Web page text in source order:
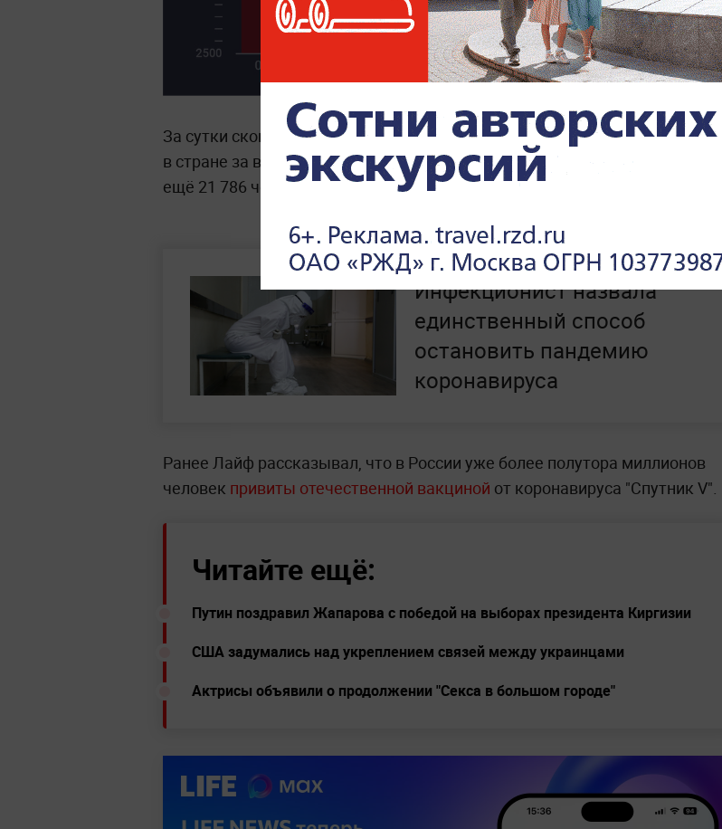
За сутки скончалось 436 больных коронавирусной инфекцией. Ковид унёс
в стране за время пандемии уже 62 273 жизни. Выздоровели же за сутки
ещё 21 786 человек. Излечившихся теперь в России 2 800 675 человек.
Инфекционист назвала
единственный способ
остановить пандемию
коронавируса
Ранее Лайф рассказывал, что в России уже более полутора миллионов
человек привиты отечественной вакциной от коронавируса "Спутник V".
Читайте ещё:
Путин поздравил Жапарова с победой на выборах президента Киргизии
США задумались над укреплением связей между украинцами
Актрисы объявили о продолжении "Секса в большом городе"